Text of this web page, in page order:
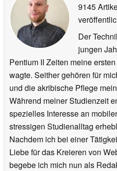
9145
Der
jungen
Pentium II Zeiten meine
wagte. Seither gehören für
und die akribische Pflege
Während meiner Studienzeit
spezielles Interesse an
stressigen Studienalltag
Nachdem ich bei einer
Liebe für das Kreieren von
begebe ich mich nun als